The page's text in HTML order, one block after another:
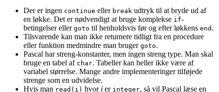
Der er ingen continue eller break udtryk til at bryde ud af
en løkke. Det er nødvendigt at bruge komplekse if-
betingelser eller goto til henholdsvis før og efter løkkens end .
Tilsvarende kan man ikke returnere tidligt fra en procedure
eller funktion medmindre man bruger goto.
Pascal har streng-konstanter, men ingen streng type. Man skal
bruge en tabel af char. Tabeller kan heller ikke være af
variabel størrelse. Mange andre implementeringer tilføjede
strenge som en udvidelse.
Hvis man read(i) hvor i er integer, så vil Pascal læse en